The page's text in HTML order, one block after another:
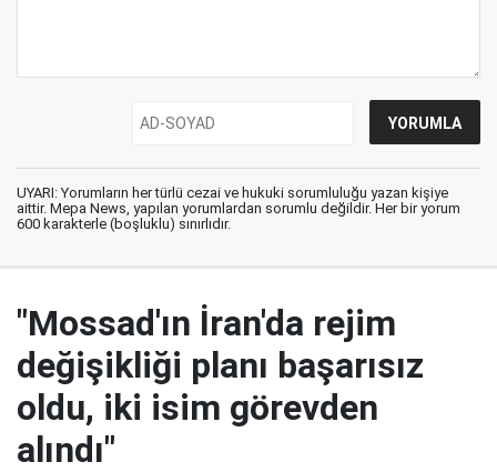
UYARI: Yorumların her türlü cezai ve hukuki sorumluluğu yazan kişiye
aittir. Mepa News, yapılan yorumlardan sorumlu değildir. Her bir yorum
600 karakterle (boşluklu) sınırlıdır.
"Mossad'ın İran'da rejim
değişikliği planı başarısız
oldu, iki isim görevden
alındı"